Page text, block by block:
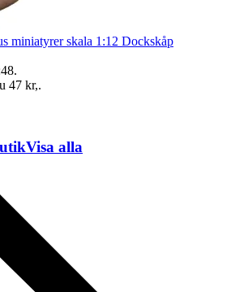
miniatyrer skala 1:12 Dockskåp
.
47 kr,.
Visa alla